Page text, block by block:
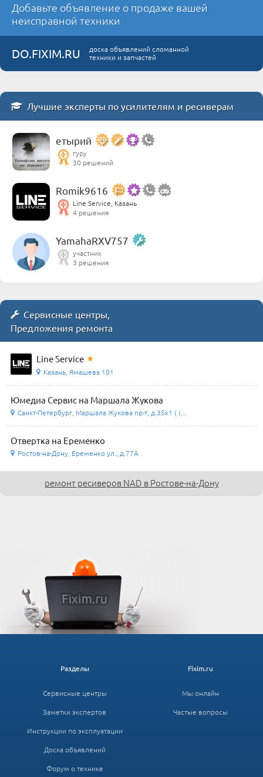
Добавьте объявление о продаже вашей
неисправной техники
DO.FIXIM.RU
доска объявлений сломанной
техники и запчастей
Лучшие эксперты по усилителям и ресиверам
етырий
гуру
30 решений
Romik9616
Line Service, Казань
4 решения
YamahaRXV757
участник
3 решения
Сервисные центры,
Предложения ремонта
Line Service
Казань, Ямашева 101
Юмедиа Сервис на Маршала Жукова
Санкт-Петербург, Маршала Жукова пр-т, д.35к1 ( (...
Отвертка на Еременко
Ростов-на-Дону, Еременко ул., д.77А
ремонт ресиверов NAD в Ростове-на-Дону
Fixim.ru
Мы онлайн
Частые вопросы
Разделы
Сервисные центры
Заметки экспертов
Инструкции по эксплуатации
Доска объявлений
Форум о технике